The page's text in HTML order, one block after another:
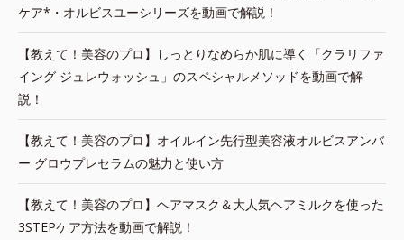
ケア*・オルビスユーシリーズを動画で解説！
【教えて！美容のプロ】しっとりなめらか肌に導く「クラリファ
イング ジュレウォッシュ」のスペシャルメソッドを動画で解
説！
【教えて！美容のプロ】オイルイン先行型美容液オルビスアンバ
ー グロウプレセラムの魅力と使い方
【教えて！美容のプロ】ヘアマスク＆大人気ヘアミルクを使った
3STEPケア方法を動画で解説！